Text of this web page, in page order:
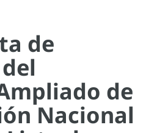
de
de
Nacional